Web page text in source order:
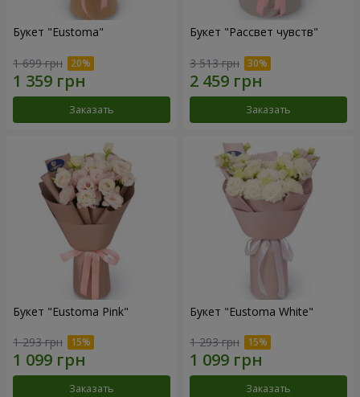
Букет "Eustoma"
1 699 грн
Заказать
Букет "Рассвет чувств"
3 513 грн
Заказать
Букет "Eustoma Pink"
1 293 грн
Заказать
Букет "Eustoma White"
1 293 грн
Заказать